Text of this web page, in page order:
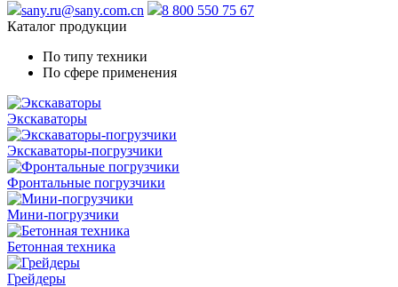
sany.ru@sany.com.cn
8 800 550 75 67
Каталог продукции
По типу техники
По сфере применения
Экскаваторы
Экскаваторы-погрузчики
Фронтальные погрузчики
Мини-погрузчики
Бетонная техника
Грейдеры